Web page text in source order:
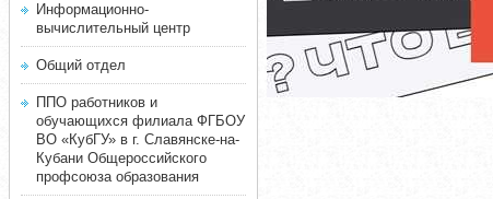
Информационно-
вычислительный центр
Общий отдел
ППО работников и
обучающихся филиала ФГБОУ
ВО «КубГУ» в г. Славянске-на-
Кубани Общероссийского
профсоюза образования